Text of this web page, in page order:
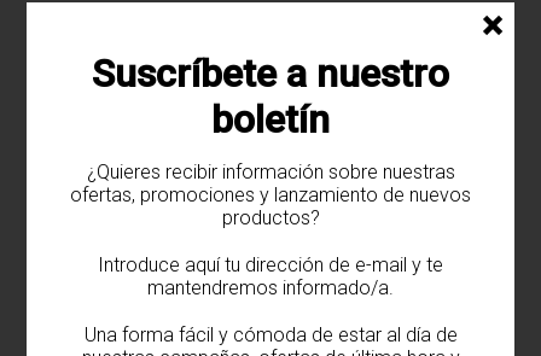
×
Suscríbete a nuestro
boletín
¿Quieres recibir información sobre nuestras
ofertas, promociones y lanzamiento de nuevos
productos?
Introduce aquí tu dirección de e-mail y te
mantendremos informado/a.
Una forma fácil y cómoda de estar al día de